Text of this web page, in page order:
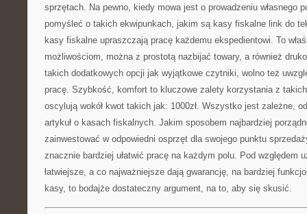
sprzętach. Na pewno, kiedy mowa jest o prowadzeniu własnego
pomyśleć o takich ekwipunkach, jakim są kasy fiskalne link do
kasy fiskalne upraszczają pracę każdemu ekspedientowi. To
możliwościom, można z prostotą nazbijać towary, a również
takich dodatkowych opcji jak wyjątkowe czytniki, wolno też
pracę. Szybkość, komfort to kluczowe zalety korzystania z
oscylują wokół kwot takich jak: 1000zł. Wszystko jest zależne,
artykuł o kasach fiskalnych. Jakim sposobem najbardziej
zainwestować w odpowiedni osprzęt dla swojego punktu
znacznie bardziej ułatwić pracę na każdym polu. Pod względem
łatwiejsze, a co najważniejsze dają gwarancję, na bardziej
kasy, to bodajże dostateczny argument, na to, aby się skusić.